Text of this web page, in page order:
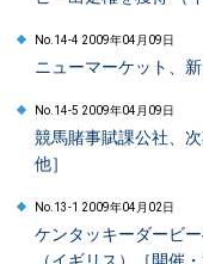
No.14-4 2009年04月09日
ニューマーケット、
No.14-5 2009年04月09日
競馬賭事賦課公社、
他］
No.13-1 2009年04月02日
ケンタッキーダービ
（イギリス）［開催・